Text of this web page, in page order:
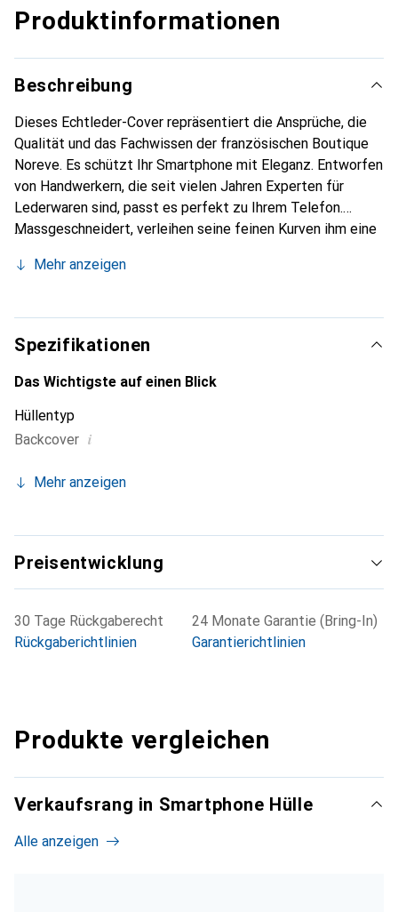
Produktinformationen
Beschreibung
Dieses Echtleder-Cover repräsentiert die Ansprüche, die
Qualität und das Fachwissen der französischen Boutique
Noreve. Es schützt Ihr Smartphone mit Eleganz. Entworfen
von Handwerkern, die seit vielen Jahren Experten für
Lederwaren sind, passt es perfekt zu Ihrem Telefon.
Massgeschneidert, verleihen seine feinen Kurven ihm eine
unverzichtbaren Accessoire für Ihr Smartphone.
die Marke Noreve eine sichere Wahl für eine
anspruchsvolle Klientel.
Mehr anzeigen
Spezifikationen
Das Wichtigste auf einen Blick
Hüllentyp
Backcover i
Mehr anzeigen
Preisentwicklung
30 Tage Rückgaberecht
Rückgaberichtlinien
24 Monate Garantie (Bring-In)
Garantierichtlinien
Produkte vergleichen
Verkaufsrang in Smartphone Hülle
Alle anzeigen